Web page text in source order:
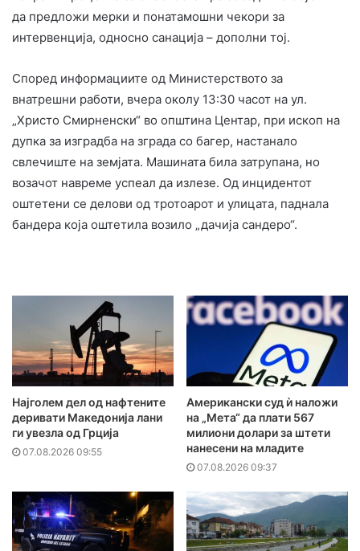
да предложи мерки и понатамошни чекори за
интервенција, односно санација – дополни тој.
Според информациите од Министерството за
внатрешни работи, вчера околу 13:30 часот на ул.
„Христо Смирненски“ во општина Центар, при ископ на
дупка за изградба на зграда со багер, настанало
свлечиште на земјата. Машината била затрупана, но
возачот навреме успеал да излезе. Од инцидентот
оштетени се делови од тротоарот и улицата, паднала
бандера која оштетила возило „дачија сандеро“.
Најголем дел од нафтените
деривати Македонија лани
ги увезла од Грција
07.08.2026 09:55
Американски суд ѝ наложи
на „Мета“ да плати 567
милиони долари за штети
нанесени на младите
07.08.2026 09:37